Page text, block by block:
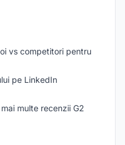
vs competitori pentru
pe LinkedIn
multe recenzii G2